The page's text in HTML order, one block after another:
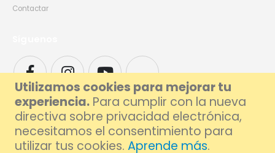
Utilizamos cookies para mejorar tu
experiencia. Para cumplir con la nueva
directiva sobre privacidad electrónica,
necesitamos el consentimiento para
utilizar tus cookies. Aprende más.
Contactar
© 2026 Foxlive - Especialistas en Reparación de Móviles y Ordenadores en